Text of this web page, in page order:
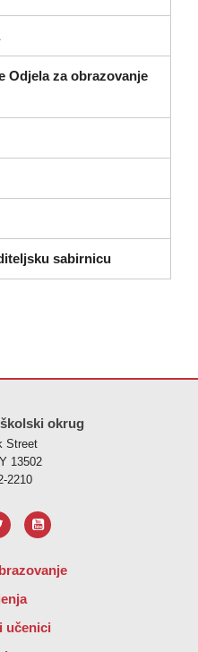
Odjela za obrazovanje
u novom prozoru)
sabirnicu
okrug
Street
13502
2210
učenici